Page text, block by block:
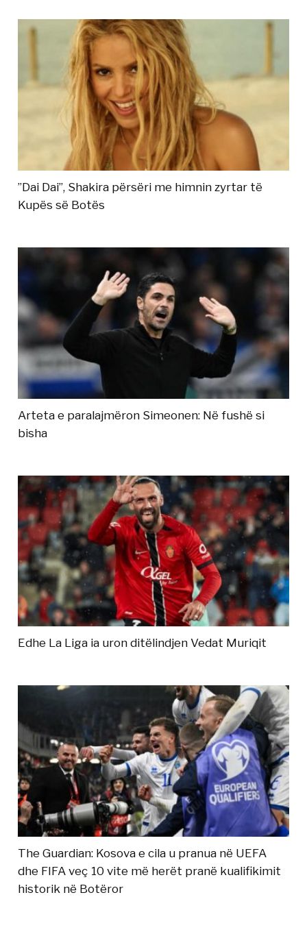
”Dai Dai”, Shakira përsëri me himnin zyrtar të
Kupës së Botës
Arteta e paralajmëron Simeonen: Në fushë si
bisha
Edhe La Liga ia uron ditëlindjen Vedat Muriqit
The Guardian: Kosova e cila u pranua në UEFA
dhe FIFA veç 10 vite më herët pranë kualifikimit
historik në Botëror